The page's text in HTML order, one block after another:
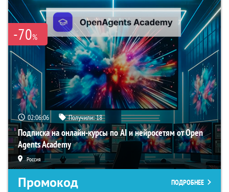
-70%
02:06:05 Получили:18
Подписка на онлайн-курсы по AI и нейросетям от Open
Agents Academy
Россия
Промокод ПОДРОБНЕЕ